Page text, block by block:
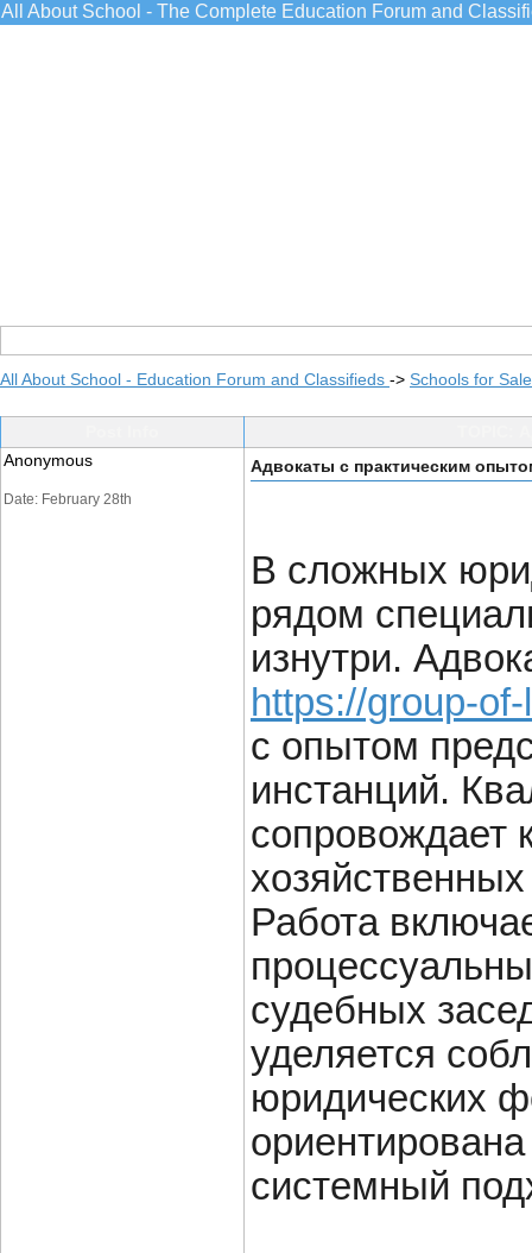
All About School - The Complete Education Forum and
All About School - Education Forum and Classifieds -> Schools for Sale
Anonymous
Date: February 28th
Адвокаты с практическим
В сложных
рядом
изнутри.
https://group-
с опытом
инстанций.
сопровождает
Работа
судебных
уделяется
юридических
ориентирована
системный